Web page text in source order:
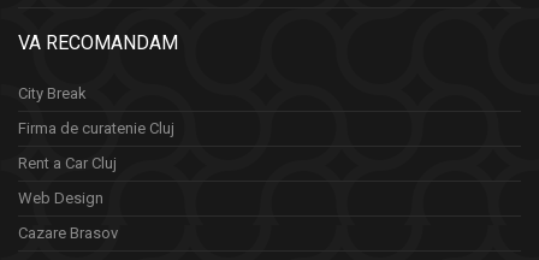
VA RECOMANDAM
City Break
Firma de curatenie Cluj
Rent a Car Cluj
Web Design
Cazare Brasov